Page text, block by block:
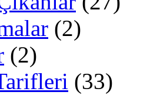
(2)
(2)
(33)